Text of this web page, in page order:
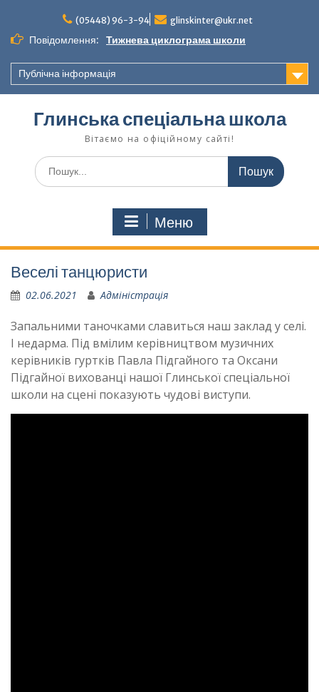
вмісту
(05448) 96-3-94 glinskinter@ukr.net
Повідомлення: Тижнева циклограма школи
Публічна інформація
Глинська спеціальна школа
Вітаємо на офіційному сайті!
Шукати:
Меню
Веселі танцюристи
02.06.2021 Адміністрація
Запальними таночками славиться наш заклад у селі.
І недарма. Під вмілим керівництвом музичних
керівників гуртків Павла Підгайного та Оксани
Підгайної вихованці нашої Глинської спеціальної
школи на сцені показують чудові виступи.